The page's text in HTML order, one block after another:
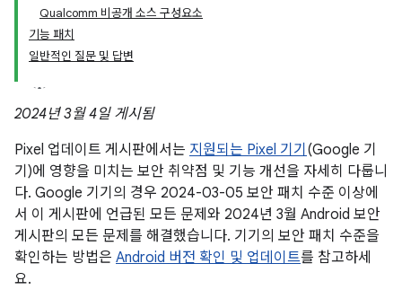
Qualcomm 비공개 소스 구성요소
기능 패치
일반적인 질문 및 답변
2024년 3월 4일 게시됨
Pixel 업데이트 게시판에서는 지원되는 Pixel 기기 (Google 기
기)에 영향을 미치는 보안 취약점 및 기능 개선을 자세히 다룹니
다. Google 기기의 경우 2024-03-05 보안 패치 수준 이상에
서 이 게시판에 언급된 모든 문제와 2024년 3월 Android 보안
게시판의 모든 문제를 해결했습니다. 기기의 보안 패치 수준을
확인하는 방법은 Android 버전 확인 및 업데이트를 참고하세
요.